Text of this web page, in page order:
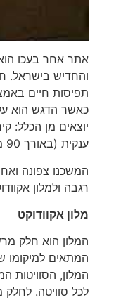
אתר אחר בעכו
והחדיש בישראל.
תפיסות חיים
כאשר הדגש הוא
ענקית (באורך 90 מטרים) ושני מסלולי SKY TRACK מדהימים שיבחנו עד כמה אתם אמיצים.
רגבה ולמלון
מלון אקוודוקט
המלון הוא חלק
המתאים למיקומו
לכל סוויטה. לחלק